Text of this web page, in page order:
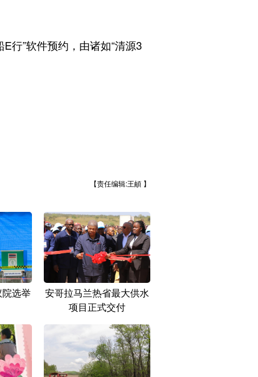
”软件预约，由诸如“清源3
【责任编辑:王頔 】
选举
安哥拉马兰热省最大供水
项目正式交付